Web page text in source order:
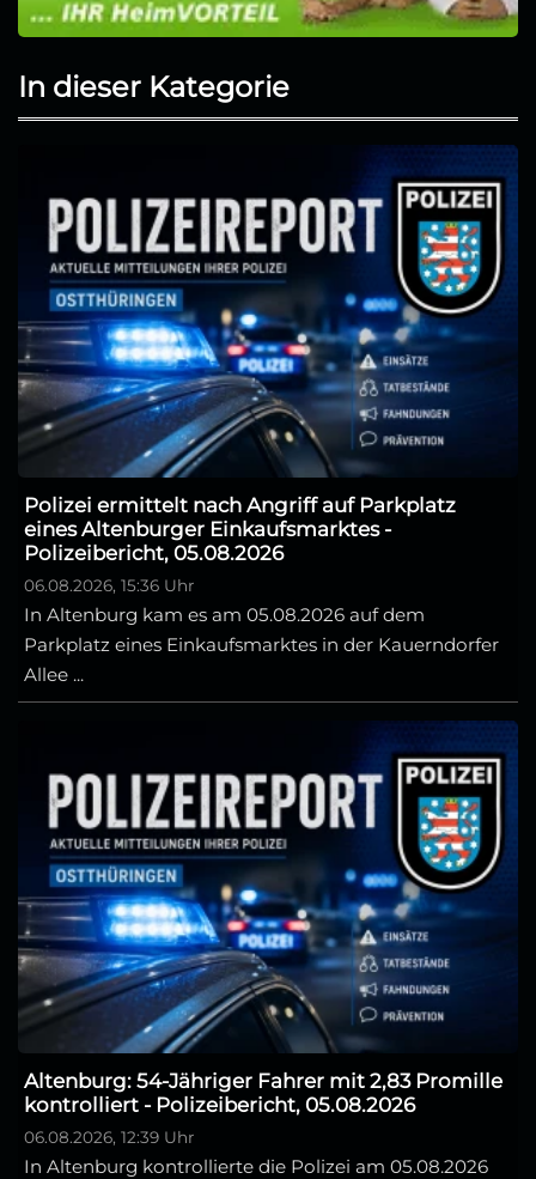
In dieser Kategorie
Polizei ermittelt nach Angriff auf Parkplatz
eines Altenburger Einkaufsmarktes -
Polizeibericht, 05.08.2026
06.08.2026, 15:36 Uhr
In Altenburg kam es am 05.08.2026 auf dem
Parkplatz eines Einkaufsmarktes in der Kauerndorfer
Allee ...
Altenburg: 54-Jähriger Fahrer mit 2,83 Promille
kontrolliert - Polizeibericht, 05.08.2026
06.08.2026, 12:39 Uhr
In Altenburg kontrollierte die Polizei am 05.08.2026